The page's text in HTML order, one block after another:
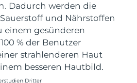
Dadurch werden die
und Nährstoffen
einem gesünderen
% der Benutzer
strahlenderen Haut
besseren Hautbild.
Dritter
Erwartete Lieferung
Erwartete Lieferung8/10/26
Erwartete Lieferung